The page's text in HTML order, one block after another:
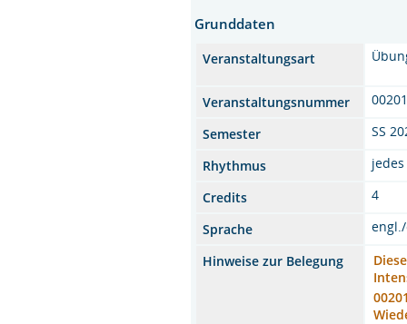
Grunddaten
Veranstaltungsart
Veranstaltungsnummer
Semester
SS
Rhythmus
Credits
4
Sprache
Hinweise zur Belegung